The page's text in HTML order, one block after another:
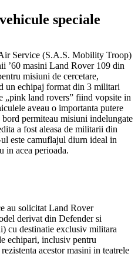
speciale
Service (S.A.S. Mobility Troop)
’60 masini Land Rover 109 din
misiuni de cercetare,
un echipaj format din 3 militari
„pink land rovers” fiind vopsite in
aveau o importanta putere
permiteau misiuni indelungate
a fost aleasa de militarii din
este camuflajul diurn ideal in
in acea perioada.
au solicitat Land Rover
derivat din Defender si
cu destinatie exclusiv militara
echipari, inclusiv pentru
acestor masini in teatrele